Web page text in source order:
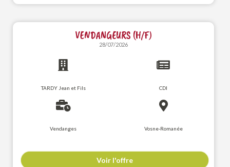
VENDANGEURS (H/F)
28/07/2026
TARDY Jean et Fils CDI
Vendanges Vosne-Romanée
Voir l'offre